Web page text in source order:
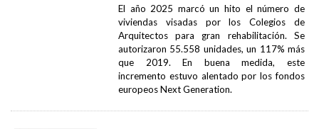
El año 2025 marcó un hito el número de
viviendas visadas por los Colegios de
Arquitectos para gran rehabilitación. Se
autorizaron 55.558 unidades, un 117% más
que 2019. En buena medida, este
incremento estuvo alentado por los fondos
europeos Next Generation.